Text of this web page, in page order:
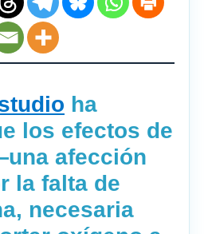
ha
los efectos de
afección
la falta de
necesaria